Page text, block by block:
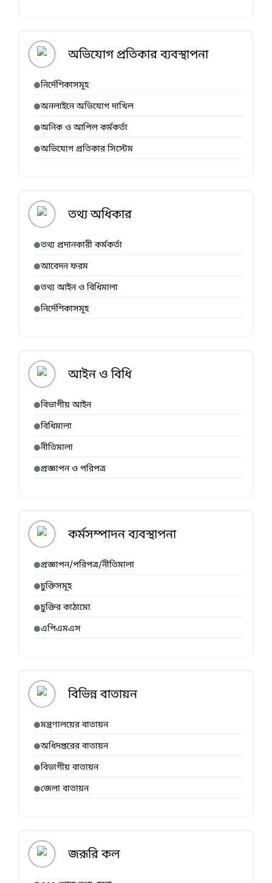
অভিযোগ প্রতিকার ব্যবস্থাপনা
নির্দেশিকাসমূহ
অনলাইনে অভিযোগ দাখিল
অনিক ও আপিল কর্মকর্তা
অভিযোগ প্রতিকার সিস্টেম
তথ্য অধিকার
তথ্য প্রদানকারী কর্মকর্তা
আবেদন ফরম
তথ্য আইন ও বিধিমালা
নির্দেশিকাসমূহ
আইন ও বিধি
বিভাগীয় আইন
বিধিমালা
নীতিমালা
প্রজ্ঞাপন ও পরিপত্র
কর্মসম্পাদন ব্যবস্থাপনা
প্রজ্ঞাপন/পরিপত্র/নীতিমালা
চুক্তিসমূহ
চুক্তির কাঠামো
এপিএমএস
বিভিন্ন বাতায়ন
মন্ত্রণালয়ের বাতায়ন
অধিদপ্তরের বাতায়ন
বিভাগীয় বাতায়ন
জেলা বাতায়ন
জরূরি কল